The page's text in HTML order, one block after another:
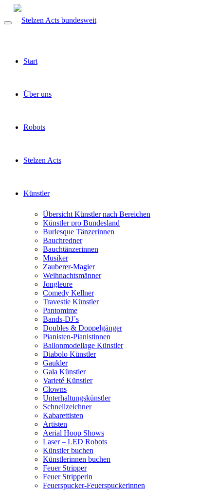
Start
Über uns
Robots
Stelzen Acts
Künstler
Übersicht Künstler nach Bereichen
Künstler pro Bundesland
Burlesque Tänzerinnen
Bauchredner
Bauchtänzerinnen
Musiker
Zauberer-Magier
Weihnachtsmänner
Jongleure
Comedy Kellner
Travestie Künstler
Pantomime
Bands-DJ´s
Doubles & Doppelgänger
Pianisten-Pianistinnen
Ballonmodellage Künstler
Diabolo Künstler
Gaukler
Gala Künstler
Varieté Künstler
Clowns
Unterhaltungskünstler
Schnellzeichner
Kabarettisten
Artisten
Aerial Hoop Shows
Laser – LED Robots
Künstler buchen
Künstlerinnen buchen
Feuer Stripper
Feuer Stripperin
Feuerspucker-Feuerspuckerinnen